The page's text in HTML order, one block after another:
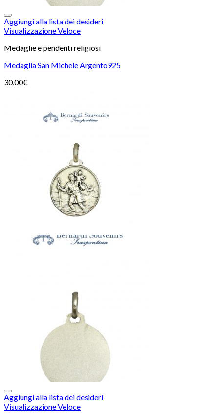
Aggiungi alla lista dei desideri
Visualizzazione Veloce
Medaglie e pendenti religiosi
Medaglia San Michele Argento925
30,00€
Aggiungi alla lista dei desideri
Visualizzazione Veloce